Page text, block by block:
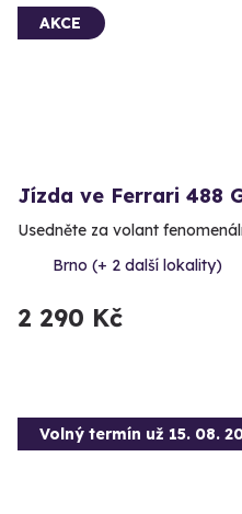
AKCE
Jízda ve Ferrari 488
Usedněte za volant
Brno (+ 2 další lokality)
2 290 Kč
Volný termín už 15. 08.